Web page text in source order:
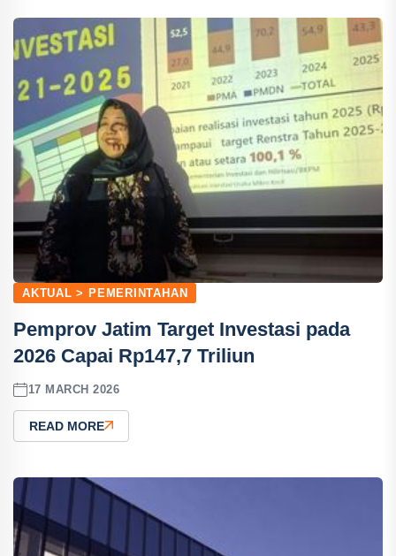
AKTUAL > PEMERINTAHAN
Pemprov Jatim Target Investasi pada
2026 Capai Rp147,7 Triliun
17 MARCH 2026
READ MORE